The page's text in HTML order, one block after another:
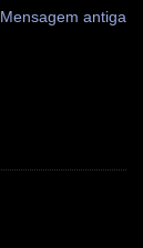
Mensagem antiga